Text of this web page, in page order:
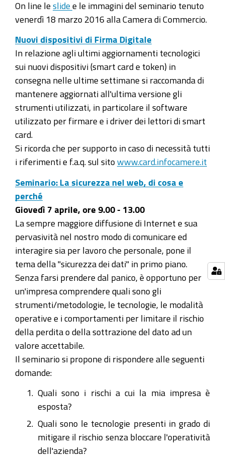
On line le slide e le immagini del seminario tenuto
venerdì 18 marzo 2016 alla Camera di Commercio.
Nuovi dispositivi di Firma Digitale
In relazione agli ultimi aggiornamenti tecnologici
sui nuovi dispositivi (smart card e token) in
consegna nelle ultime settimane si raccomanda di
mantenere aggiornati all'ultima versione gli
strumenti utilizzati, in particolare il software
utilizzato per firmare e i driver dei lettori di smart
card.
Si ricorda che per supporto in caso di necessità tutti
i riferimenti e f.a.q. sul sito www.card.infocamere.it
Seminario: La sicurezza nel web, di cosa e
perché
Giovedì 7 aprile, ore 9.00 - 13.00
La sempre maggiore diffusione di Internet e sua
pervasività nel nostro modo di comunicare ed
interagire sia per lavoro che personale, pone il
tema della "sicurezza dei dati" in primo piano.
Senza farsi prendere dal panico, è opportuno per
un'impresa comprendere quali sono gli
strumenti/metodologie, le tecnologie, le modalità
operative e i comportamenti per limitare il rischio
della perdita o della sottrazione del dato ad un
valore accettabile.
Il seminario si propone di rispondere alle seguenti
domande:
Quali sono i rischi a cui la mia impresa è
esposta?
Quali sono le tecnologie presenti in grado di
mitigare il rischio senza bloccare l'operatività
dell'azienda?